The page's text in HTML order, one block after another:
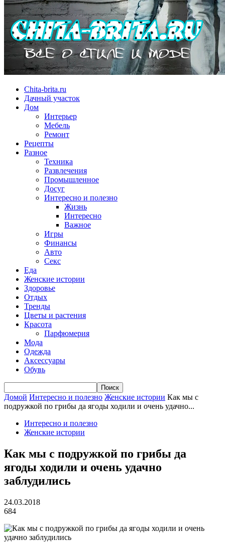
Chita-brita.ru
Дачный участок
Дом
Интерьер
Мебель
Ремонт
Рецепты
Разное
Техника
Развлечения
Промышленное
Досуг
Интересно и полезно
Жизнь
Интересно
Важное
Игры
Финансы
Авто
Секс
Еда
Женские истории
Здоровье
Отдых
Тренды
Цветы и растения
Красота
Парфюмерия
Мода
Одежда
Аксессуары
Обувь
Домой Интересно и полезно Женские истории Как мы с
подружкой по грибы да ягоды ходили и очень удачно...
Интересно и полезно
Женские истории
Как мы с подружкой по грибы да
ягоды ходили и очень удачно
заблудились
24.03.2018
684